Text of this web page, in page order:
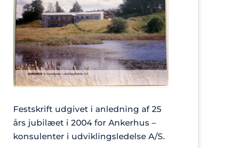
Festskrift udgivet i anledning af 25
års jubilæet i 2004 for Ankerhus –
konsulenter i udviklingsledelse A/S.